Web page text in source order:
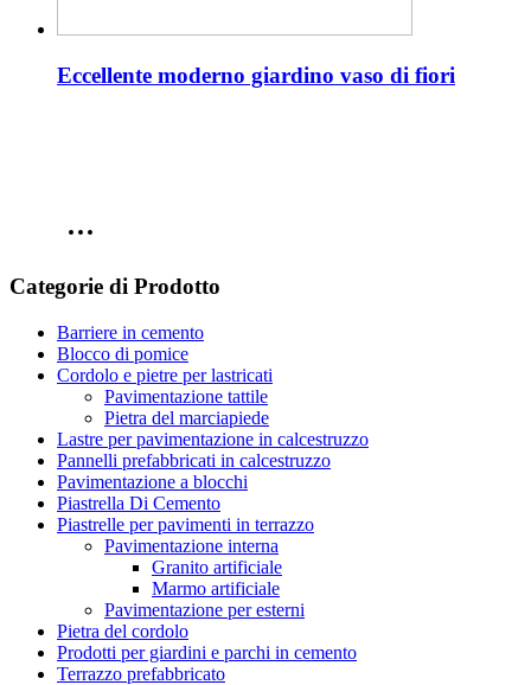
Eccellente moderno giardino vaso di fiori
Categorie di Prodotto
Barriere in cemento
Blocco di pomice
Cordolo e pietre per lastricati
Pavimentazione tattile
Pietra del marciapiede
Lastre per pavimentazione in calcestruzzo
Pannelli prefabbricati in calcestruzzo
Pavimentazione a blocchi
Piastrella Di Cemento
Piastrelle per pavimenti in terrazzo
Pavimentazione interna
Granito artificiale
Marmo artificiale
Pavimentazione per esterni
Pietra del cordolo
Prodotti per giardini e parchi in cemento
Terrazzo prefabbricato